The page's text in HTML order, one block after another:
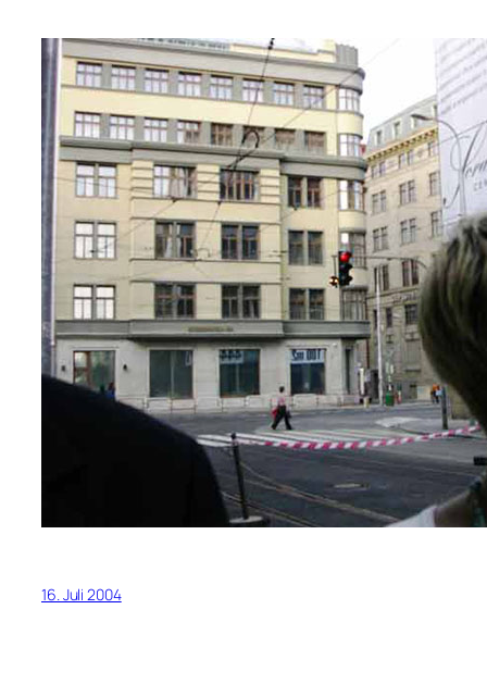
16. Juli 2004